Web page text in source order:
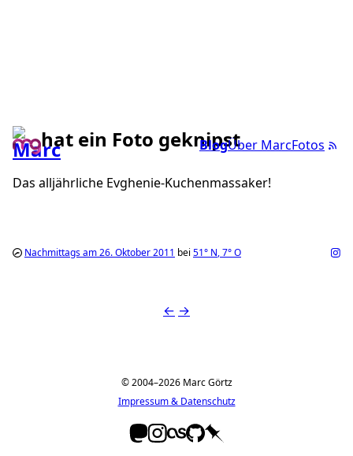
BlogÜber MarcFotos
hat ein Foto geknipst
Das alljährliche Evghenie-Kuchenmassaker!
Nachmittags am 26. Oktober 2011 bei 51° N,7°O
← →
© 2004–2026 Marc Görtz
Impressum & Datenschutz